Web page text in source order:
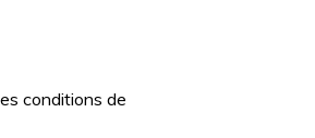
conditions de